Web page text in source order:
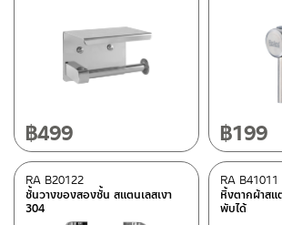
PLY WOOD/เมลามีนวีเนีย
อาคิลิค/ไฟเบอร์กลาส
พลาสติก ABS
อลูมิเนียม
สแตนเลส
ทองเหลือง (8)
฿499 ฿199
ชั้นวางของสองชั้น สแตนเลสเงา
304
RA B20122
หิ้งตากผ้าสแ
พับได้
RA B41011